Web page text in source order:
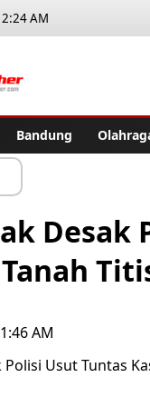
AM
Bandung
Desak
AM